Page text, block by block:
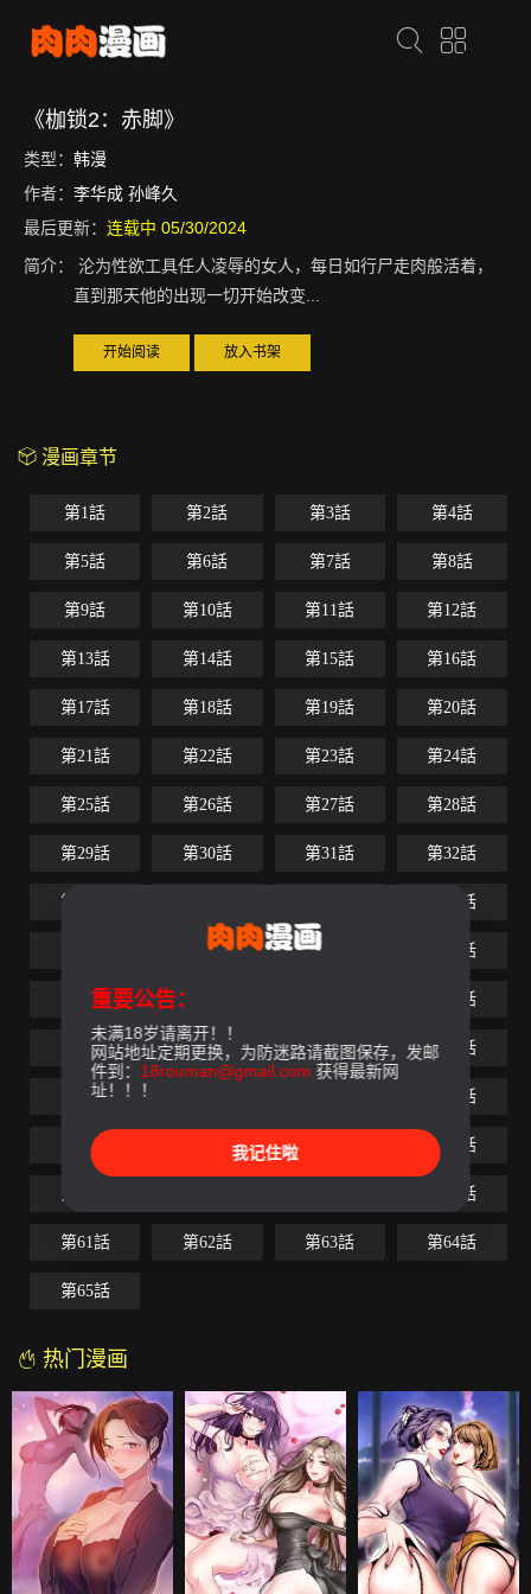
《枷锁2：赤脚》
类型： 韩漫
作者： 李华成 孙峰久
最后更新： 连载中 05/30/2024
简介：
沦为性欲工具任人凌辱的女人，每日如行尸走肉般活着，
直到那天他的出现一切开始改变...
开始阅读 放入书架
漫画章节
第1話 第2話 第3話 第4話
第5話 第6話 第7話 第8話
第9話 第10話 第11話 第12話
第13話 第14話 第15話 第16話
第17話 第18話 第19話 第20話
第21話 第22話 第23話 第24話
第25話 第26話 第27話 第28話
第29話 第30話 第31話 第32話
第33話 第36話
第38話 第39話 第40話
第41話 第42話 第44話
第45話 第46話 第47話 第48話
第49話 第52話
第53話 第56話
第60話
第61話 第62話 第63話 第64話
第65話
热门漫画
重要公告：
未满18岁请离开！！
网站地址定期更换，为防迷路请截图保存，发邮
件到： 18rouman@gmail.com 获得最新网
址！！！
我记住啦